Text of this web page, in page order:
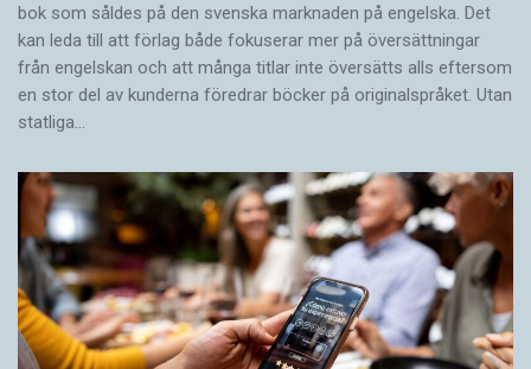
bok som såldes på den svenska marknaden på engelska. Det
kan leda till att förlag både fokuserar mer på översättningar
från engelskan och att många titlar inte översätts alls eftersom
en stor del av kunderna föredrar böcker på originalspråket. Utan
statliga…